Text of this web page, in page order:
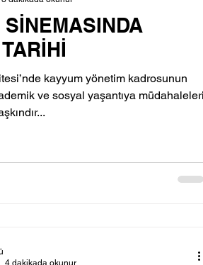
kayyum yönetim kadrosunun
ve sosyal yaşantıya müdahaleleri
4 dakikada okunur